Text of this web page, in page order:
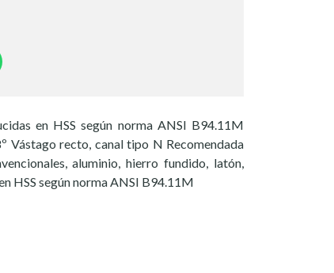
en HSS según norma ANSI B94.11M
Vástago recto, canal tipo N Recomendada
aluminio, hierro fundido, latón,
HSS según norma ANSI B94.11M